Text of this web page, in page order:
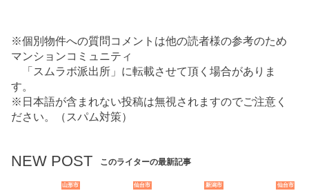
※個別物件への質問コメントは他の読者様の参考のため
マンションコミュニティ
「スムラボ派出所」に転載させて頂く場合がありま
す。
※日本語が含まれない投稿は無視されますのでご注意く
ださい。（スパム対策）
NEW POST このライターの最新記事
山形市 仙台市 新潟市 仙台市